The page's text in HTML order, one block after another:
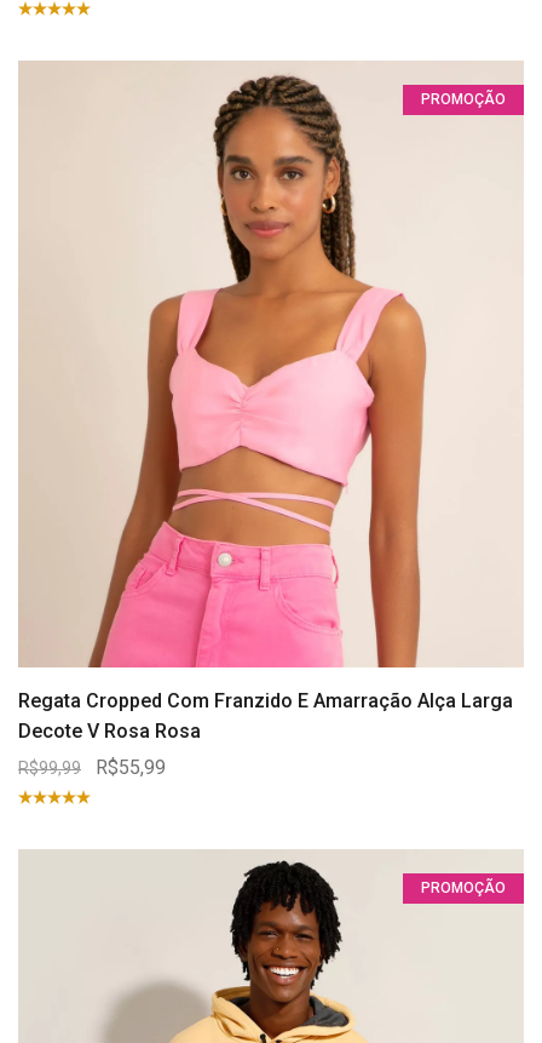
PROMOÇÃO
Regata Cropped Com Franzido E Amarração Alça Larga
Decote V Rosa Rosa
R$99,99 R$55,99
PROMOÇÃO